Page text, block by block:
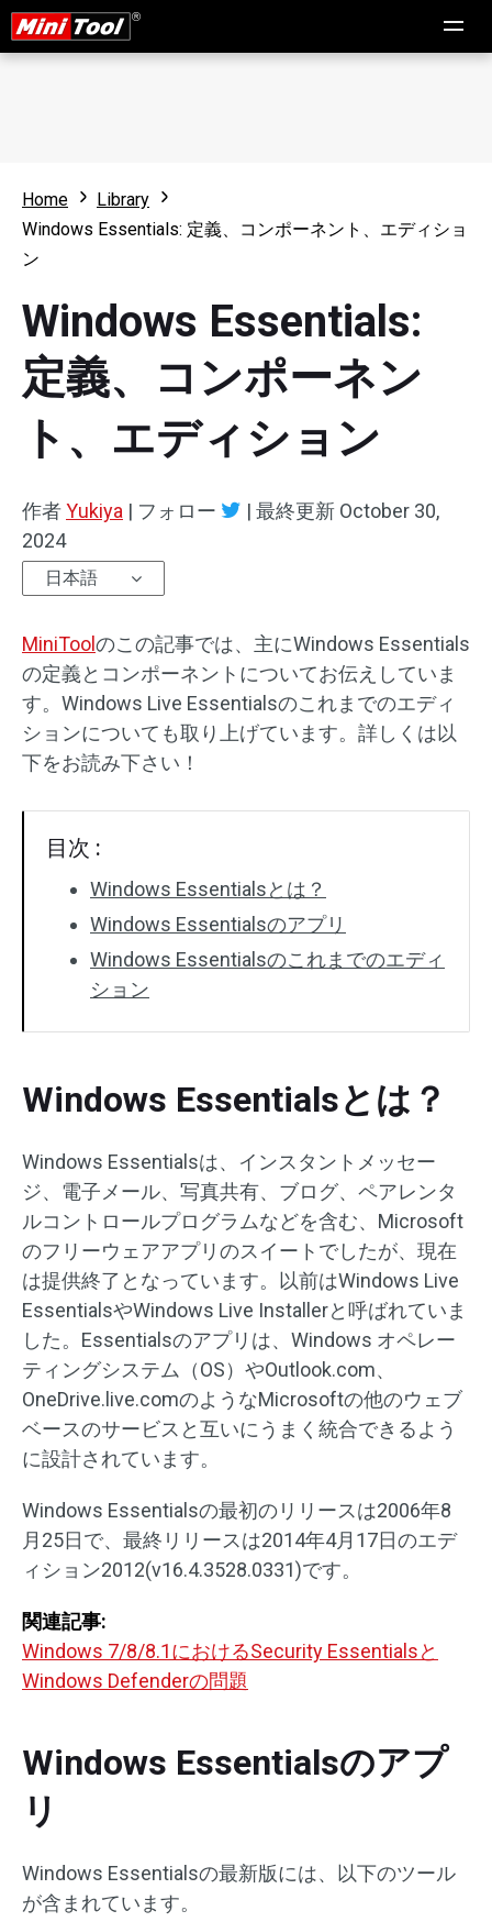
Home
Library
Windows Essentials: 定義、コンポーネント、エディショ
ン
Windows Essentials:
定義、コンポーネン
ト、エディション
作者Yukiya | フォロー | 最終更新 October 30,
2024
日本語
MiniToolのこの記事では、主にWindows Essentials
の定義とコンポーネントについてお伝えしていま
す。Windows Live Essentialsのこれまでのエディ
ションについても取り上げています。詳しくは以
下をお読み下さい！
目次 :
Windows Essentialsとは？
Windows Essentialsのアプリ
Windows Essentialsのこれまでのエディ
ション
Windows Essentialsとは？
Windows Essentialsは、インスタントメッセー
ジ、電子メール、写真共有、ブログ、ペアレンタ
ルコントロールプログラムなどを含む、Microsoft
のフリーウェアアプリのスイートでしたが、現在
は提供終了となっています。以前はWindows Live
EssentialsやWindows Live Installerと呼ばれていま
した。Essentialsのアプリは、Windows オペレー
ティングシステム（OS）やOutlook.com、
OneDrive.live.comのようなMicrosoftの他のウェブ
ベースのサービスと互いにうまく統合できるよう
に設計されています。
Windows Essentialsの最初のリリースは2006年8
月25日で、最終リリースは2014年4月17日のエデ
ィション2012(v16.4.3528.0331)です。
関連記事:
Windows 7/8/8.1におけるSecurity Essentialsと
Windows Defenderの問題
Windows Essentialsのアプ
リ
Windows Essentialsの最新版には、以下のツール
が含まれています。